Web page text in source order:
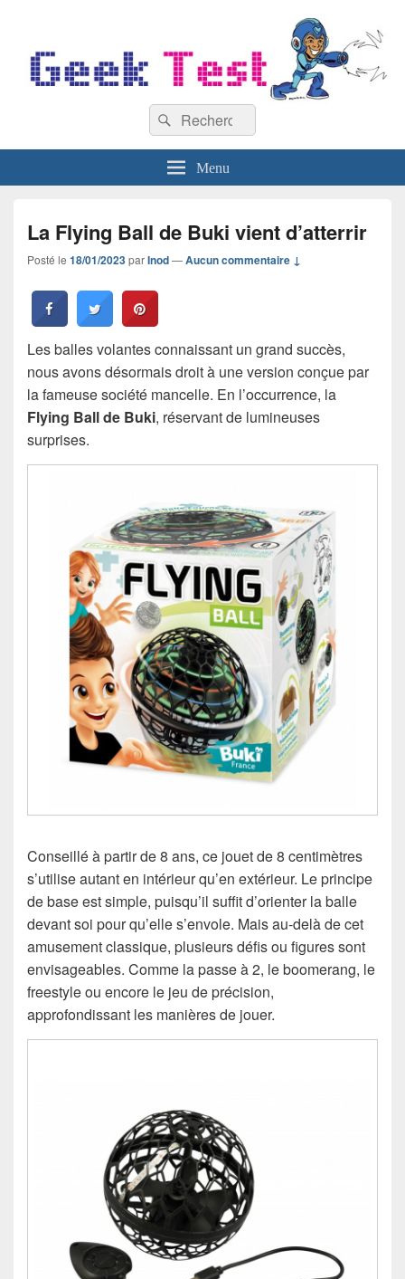
Recherche :
Rechercher
Menu
La Flying Ball de Buki vient d’atterrir
Posté le 18/01/2023parInod—Aucun commentaire ↓
Les balles volantes connaissant un grand succès,
nous avons désormais droit à une version conçue par
la fameuse société mancelle. En l’occurrence, la
Flying Ball de Buki, réservant de lumineuses
surprises.
Conseillé à partir de 8 ans, ce jouet de 8 centimètres
s’utilise autant en intérieur qu’en extérieur. Le principe
de base est simple, puisqu’il suffit d’orienter la balle
devant soi pour qu’elle s’envole. Mais au-delà de cet
amusement classique, plusieurs défis ou figures sont
envisageables. Comme la passe à 2, le boomerang, le
freestyle ou encore le jeu de précision,
approfondissant les manières de jouer.